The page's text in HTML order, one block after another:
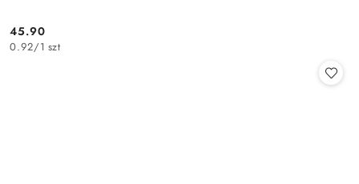
Cena:
45.90
0.92/1 szt